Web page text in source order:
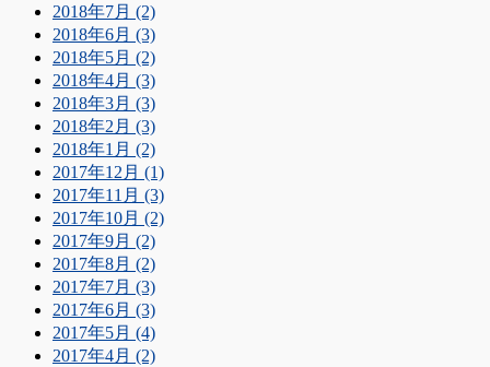
2018年7月 (2)
2018年6月 (3)
2018年5月 (2)
2018年4月 (3)
2018年3月 (3)
2018年2月 (3)
2018年1月 (2)
2017年12月 (1)
2017年11月 (3)
2017年10月 (2)
2017年9月 (2)
2017年8月 (2)
2017年7月 (3)
2017年6月 (3)
2017年5月 (4)
2017年4月 (2)